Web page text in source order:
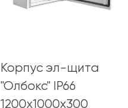
Корпус эл-щита
"Олбокс" IP66
1200х1000х300